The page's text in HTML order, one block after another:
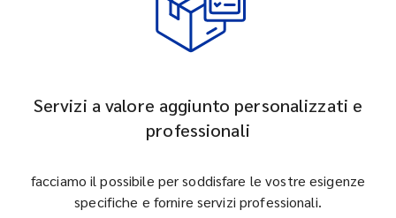
Servizi a valore aggiunto personalizzati e
professionali
facciamo il possibile per soddisfare le vostre esigenze
specifiche e fornire servizi professionali.